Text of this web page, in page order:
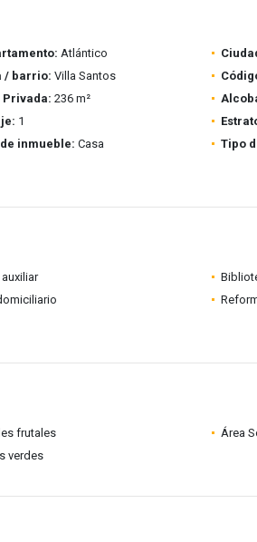
Atlántico
/ barrio: Villa Santos
Privada: 236 m²
1
inmueble: Casa Tipo
frutales
Área
verdes